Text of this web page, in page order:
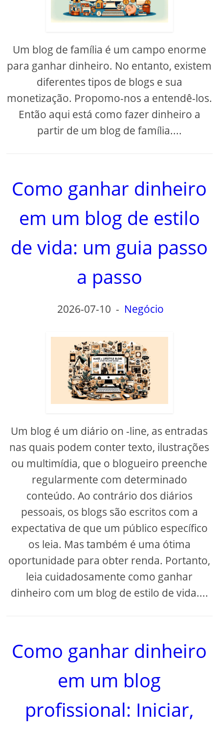
Um blog de família é um campo enorme
para ganhar dinheiro. No entanto, existem
diferentes tipos de blogs e sua
monetização. Propomo-nos a entendê-los.
Então aqui está como fazer dinheiro a
partir de um blog de família....
Como ganhar dinheiro
em um blog de estilo
de vida: um guia passo
a passo
2026-07-10 - Negócio
Um blog é um diário on -line, as entradas
nas quais podem conter texto, ilustrações
ou multimídia, que o blogueiro preenche
regularmente com determinado
conteúdo. Ao contrário dos diários
pessoais, os blogs são escritos com a
expectativa de que um público específico
os leia. Mas também é uma ótima
oportunidade para obter renda. Portanto,
leia cuidadosamente como ganhar
dinheiro com um blog de estilo de vida....
Como ganhar dinheiro
em um blog
profissional: Iniciar,